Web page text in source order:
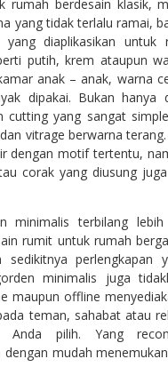
rumah berdesain klasik,
yang tidak terlalu ramai,
yang diaplikasikan untuk
putih, krem ataupun
anak – anak, warna
dipakai. Bukan hanya
yang sangat
vitrage berwarna
dengan motif tertentu,
corak yang diusung
minimalis terbilang
rumit untuk rumah
sedikitnya perlengkapan
minimalis juga
maupun offline
teman, sahabat atau
pilih. Yang
mudah